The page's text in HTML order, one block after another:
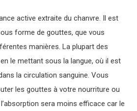
active extraite du chanvre. Il est
forme de gouttes, que vous
manières. La plupart des
le mettant sous la langue, où il est
la circulation sanguine. Vous
les gouttes à votre nourriture ou
sera moins efficace car le